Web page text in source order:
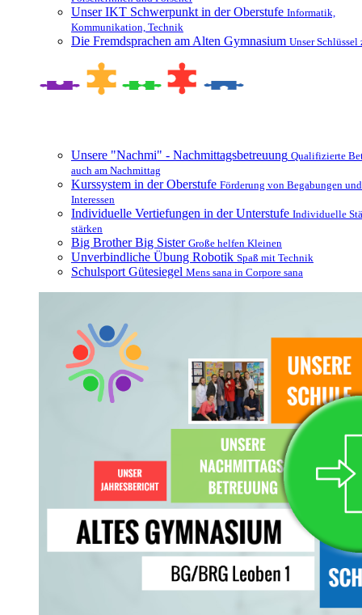
Unser IKT Schwerpunkt in der Oberstufe Informatik,
Kommunikation, Technik
Die Fremdsprachen am Alten Gymnasium Unser Schlüssel
Unsere "Nachmi" - Nachmittagsbetreuung Qualifizierte
auch am Nachmittag
Kurssystem in der Oberstufe Förderung von Begabungen und
Interessen
Individuelle Vertiefungen in der Unterstufe Individuelle
stärken
Big Brother Big Sister Große helfen Kleinen
Unverbindliche Übung Robotik Spaß mit Technik
Schulsport Gütesiegel Mens sana in Corpore sana